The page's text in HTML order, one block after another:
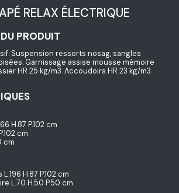
RELAX ÉLECTRIQUE
PRODUIT
Suspension ressorts nosag, sangles
Garnissage assise mousse mémoire
HR 25 kg/m3. Accoudoirs HR 23 kg/m3.
H.87 P.102 cm
cm
cm
H.87 P.102 cm
L.70 H.50 P.50 cm